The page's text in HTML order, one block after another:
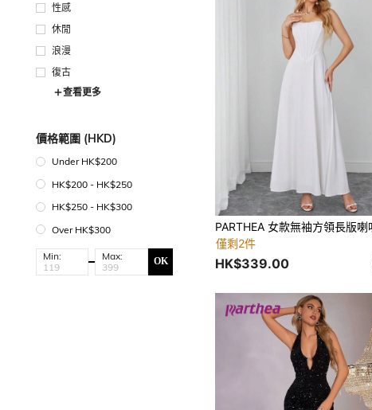
性感
休閒
浪漫
復古
查看更多
價格範圍 (HKD)
Under HK$200
HK$200 - HK$250
HK$250 - HK$300
Over HK$300
Min: Max: OK
僅剩2件
HK$339.00